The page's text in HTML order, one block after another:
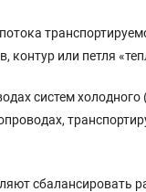
или петля
систем
сбалансировать